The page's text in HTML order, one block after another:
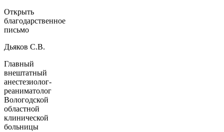
Открыть
благодарственное
письмо
Дьяков С.В.
Главный
внештатный
анестезиолог-
реаниматолог
Вологодской
областной
клинической
больницы